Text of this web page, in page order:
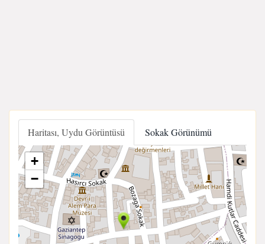
Haritası, Uydu Görüntüsü Sokak Görünümü
+
−